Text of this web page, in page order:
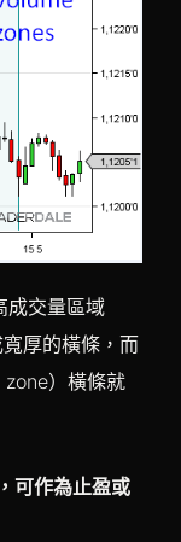
成交量區域
厚的橫條，而
）橫條就
可作為止盈或